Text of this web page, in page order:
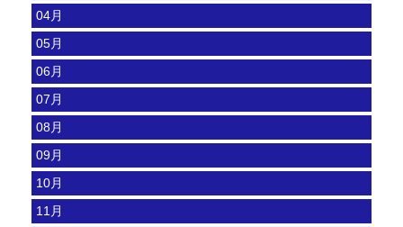
04月
05月
06月
07月
08月
09月
10月
11月